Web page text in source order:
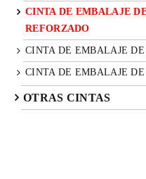
CINTA DE EMBALAJE
REFORZADO
CINTA DE EMBALAJE DE
CINTA DE EMBALAJE DE
OTRAS CINTAS